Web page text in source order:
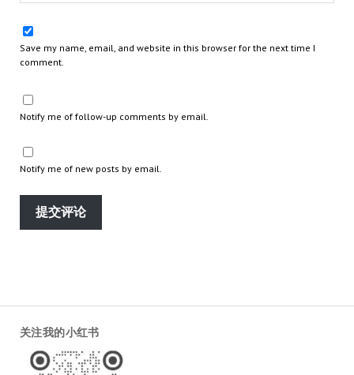
Save my name, email, and website in this browser for the next time I
comment.
Notify me of follow-up comments by email.
Notify me of new posts by email.
关注我的小红书